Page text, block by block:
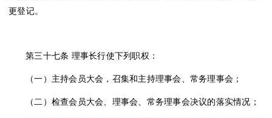
更登记。
第三十七条 理事长行使下列职权：
（一）主持会员大会，召集和主持理事会、常务理事会；
（二）检查会员大会、理事会、常务理事会决议的落实情况；